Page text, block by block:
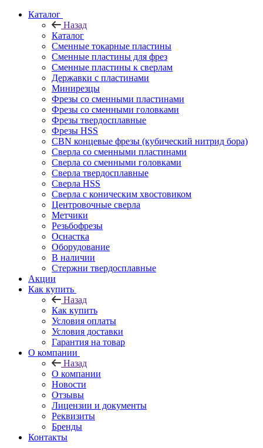
Каталог
Назад
Каталог
Сменные токарные пластины
Сменные пластины для фрез
Сменные пластины к сверлам
Державки с пластинами
Минирезцы
Фрезы со сменными пластинами
Фрезы со сменными головками
Фрезы твердосплавные
Фрезы HSS
CBN концевые фрезы (кубический нитрид бора)
Сверла со сменными пластинами
Сверла со сменными головками
Сверла твердосплавные
Сверла HSS
Сверла с коническим хвостовиком
Центровочные сверла
Метчики
Резьбофрезы
Оснастка
Оборудование
В наличии
Стержни твердосплавные
Акции
Как купить
Назад
Как купить
Условия оплаты
Условия доставки
Гарантия на товар
О компании
Назад
О компании
Новости
Отзывы
Лицензии и документы
Реквизиты
Бренды
Контакты